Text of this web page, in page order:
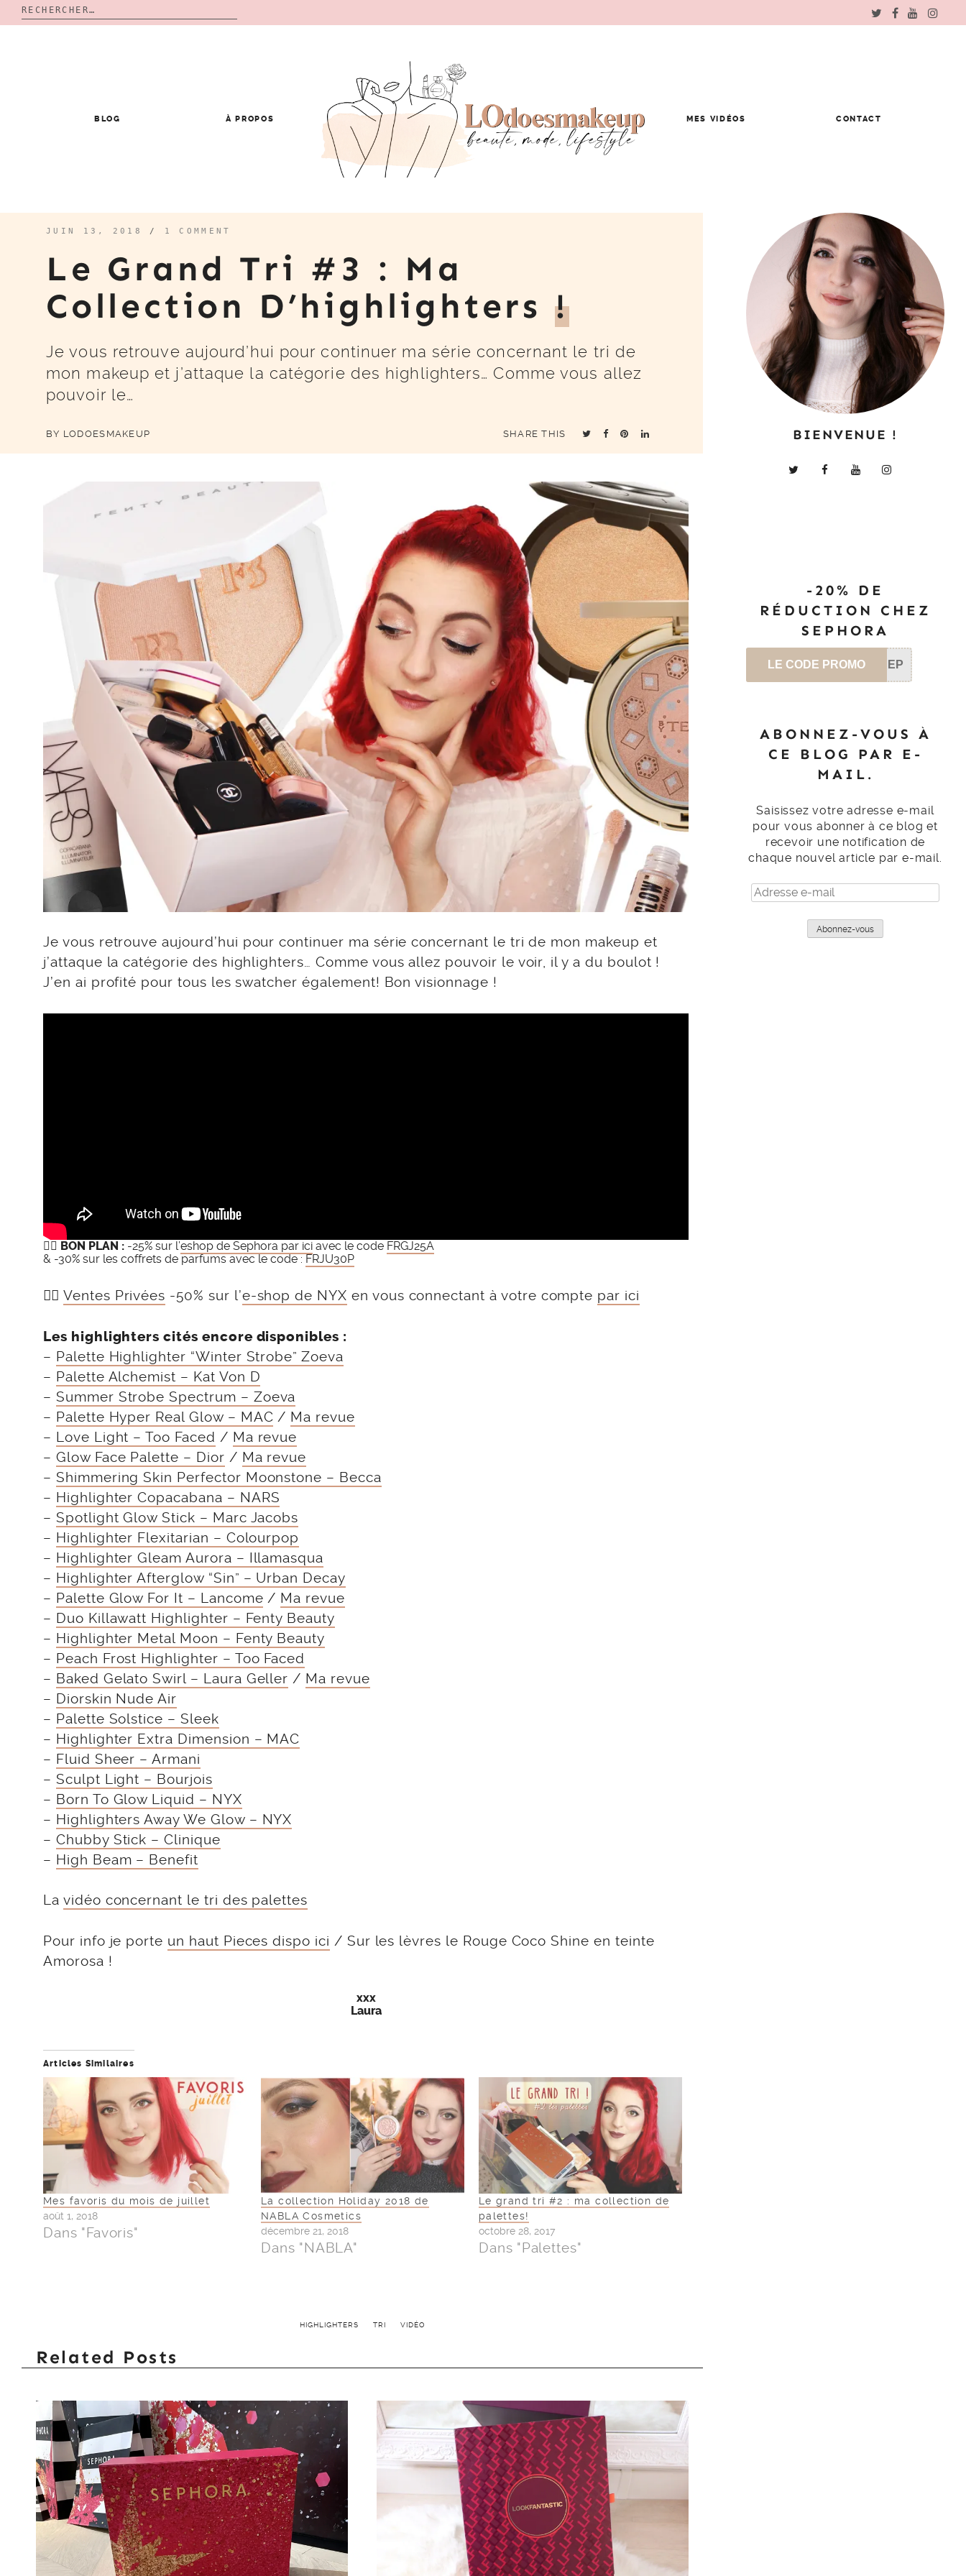
Rechercher :
BLOG À PROPOS MES VIDÉOS CONTACT
JUIN 13, 2018 / 1 COMMENT
Le Grand Tri #3 : Ma
Collection D’highlighters !
Je vous retrouve aujourd’hui pour continuer ma série concernant le tri de
mon makeup et j’attaque la catégorie des highlighters… Comme vous allez
pouvoir le…
BY LODOESMAKEUP SHARE THIS
Je vous retrouve aujourd’hui pour continuer ma série concernant le tri de mon makeup et
j’attaque la catégorie des highlighters… Comme vous allez pouvoir le voir, il y a du boulot !
J’en ai profité pour tous les swatcher également! Bon visionnage !
👉🏻 BON PLAN : -25% sur l’eshop de Sephora par ici avec le code FRGJ25A
& -30% sur les coffrets de parfums avec le code :FRJU30P
👉🏻 Ventes Privées -50% sur l’e-shop de NYX en vous connectant à votre compte par ici
Les highlighters cités encore disponibles :
– Palette Highlighter “Winter Strobe” Zoeva
– Palette Alchemist – Kat Von D
– Summer Strobe Spectrum – Zoeva
– Palette Hyper Real Glow – MAC / Ma revue
– Love Light – Too Faced / Ma revue
– Glow Face Palette – Dior / Ma revue
– Shimmering Skin Perfector Moonstone – Becca
– Highlighter Copacabana – NARS
– Spotlight Glow Stick – Marc Jacobs
– Highlighter Flexitarian – Colourpop
– Highlighter Gleam Aurora – Illamasqua
– Highlighter Afterglow “Sin” – Urban Decay
– Palette Glow For It – Lancome / Ma revue
– Duo Killawatt Highlighter – Fenty Beauty
– Highlighter Metal Moon – Fenty Beauty
– Peach Frost Highlighter – Too Faced
– Baked Gelato Swirl – Laura Geller / Ma revue
– Diorskin Nude Air
– Palette Solstice – Sleek
– Highlighter Extra Dimension – MAC
– Fluid Sheer – Armani
– Sculpt Light – Bourjois
– Born To Glow Liquid – NYX
– Highlighters Away We Glow – NYX
– Chubby Stick – Clinique
– High Beam – Benefit
La vidéo concernant le tri des palettes
Pour info je porte un haut Pieces dispo ici / Sur les lèvres le Rouge Coco Shine en teinte
Amorosa !
xxx
Laura
Articles Similaires
Mes favoris du mois de juillet
août 1, 2018
Dans "Favoris"
La collection Holiday 2018 de
NABLA Cosmetics
décembre 21, 2018
Dans "NABLA"
Le grand tri #2 : ma collection de
palettes!
octobre 28, 2017
Dans "Palettes"
HIGHLIGHTERS TRI VIDÉO
Related Posts
BIENVENUE !
-20% DE
RÉDUCTION CHEZ
SEPHORA
LE CODE PROMO SEP
ABONNEZ-VOUS À
CE BLOG PAR E-
MAIL.
Saisissez votre adresse e-mail
pour vous abonner à ce blog et
recevoir une notification de
chaque nouvel article par e-mail.
Adresse
e-
Abonnez-vous